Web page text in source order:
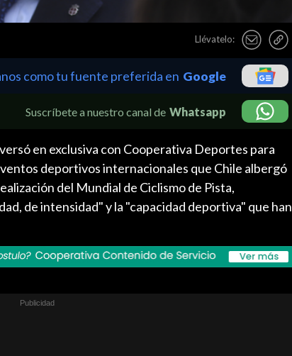
Llévatelo:
como tu fuente preferida en Google
Suscríbete a nuestro canal de Whatsapp
en exclusiva con Cooperativa Deportes para
deportivos internacionales que Chile albergó
del Mundial de Ciclismo de Pista,
de intensidad" y la "capacidad deportiva" que han